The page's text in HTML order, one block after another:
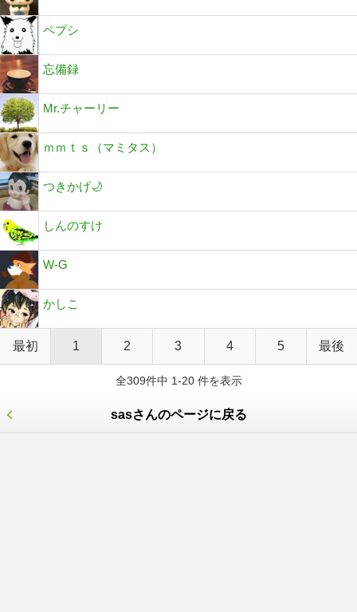
ペプシ
忘備録
Mr.チャーリー
ｍｍｔｓ（マミタス）
つきかげ🌙
しんのすけ
W-G
かしこ
最初 1 2 3 4 5 最後
全309件中 1-20 件を表示
sasさんのページに戻る